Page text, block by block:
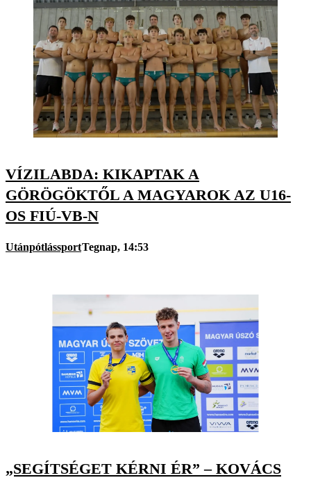
VÍZILABDA: KIKAPTAK A
GÖRÖGÖKTŐL A MAGYAROK AZ U16-
OS FIÚ-VB-N
UtánpótlássportTegnap, 14:53
„SEGÍTSÉGET KÉRNI ÉR” – KOVÁCS